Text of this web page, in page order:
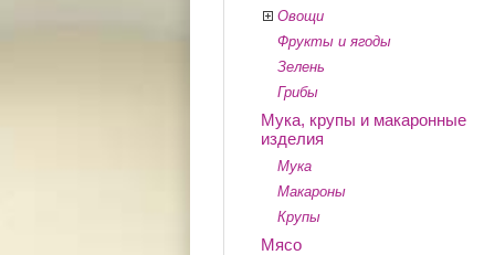
Овощи
Фрукты и ягоды
Зелень
Грибы
Мука, крупы и макаронные
изделия
Мука
Макароны
Крупы
Мясо